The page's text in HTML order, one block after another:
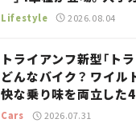
マとホビー】
Lifestyle 2026.08.04
トライアンフ新型「ト
どんなバイク？ ワイル
快な乗り味を両立した
トラッカー【試乗レビュ
Cars 2026.07.31